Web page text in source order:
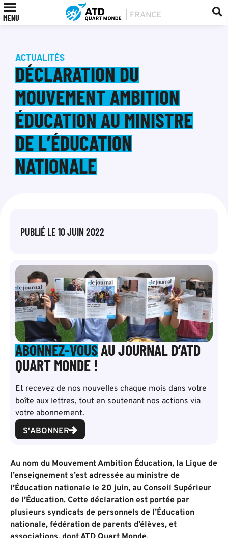
MENU
ACTUALITÉS
DÉCLARATION DU
MOUVEMENT AMBITION
ÉDUCATION AU MINISTRE
DE L’ÉDUCATION
NATIONALE
PUBLIÉ LE 10 JUIN 2022
ABONNEZ-VOUSAU JOURNAL D’ATD
QUART MONDE !
Et recevez de nos nouvelles chaque mois dans votre
boîte aux lettres, tout en soutenant nos actions via
votre abonnement.
S'ABONNER
Au nom du Mouvement Ambition Éducation, la Ligue de
l’enseignement s’est adressée au ministre de
l’Éducation nationale le 20 juin, au Conseil Supérieur
de l’Éducation. Cette déclaration est portée par
plusieurs syndicats de personnels de l’Éducation
nationale, fédération de parents d’élèves, et